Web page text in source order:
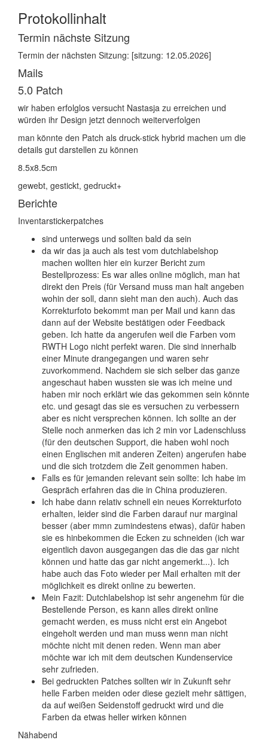
Protokollinhalt
Termin nächste Sitzung
Termin der nächsten Sitzung: [sitzung: 12.05.2026]
Mails
5.0 Patch
wir haben erfolglos versucht Nastasja zu erreichen und
würden ihr Design jetzt dennoch weiterverfolgen
man könnte den Patch als druck-stick hybrid machen um die
details gut darstellen zu können
8.5x8.5cm
gewebt, gestickt, gedruckt+
Berichte
Inventarstickerpatches
sind unterwegs und sollten bald da sein
da wir das ja auch als test vom dutchlabelshop
machen wollten hier ein kurzer Bericht zum
Bestellprozess: Es war alles online möglich, man hat
direkt den Preis (für Versand muss man halt angeben
wohin der soll, dann sieht man den auch). Auch das
Korrekturfoto bekommt man per Mail und kann das
dann auf der Website bestätigen oder Feedback
geben. Ich hatte da angerufen weil die Farben vom
RWTH Logo nicht perfekt waren. Die sind innerhalb
einer Minute drangegangen und waren sehr
zuvorkommend. Nachdem sie sich selber das ganze
angeschaut haben wussten sie was ich meine und
haben mir noch erklärt wie das gekommen sein könnte
etc. und gesagt das sie es versuchen zu verbessern
aber es nicht versprechen können. Ich sollte an der
Stelle noch anmerken das ich 2 min vor Ladenschluss
(für den deutschen Support, die haben wohl noch
einen Englischen mit anderen Zeiten) angerufen habe
und die sich trotzdem die Zeit genommen haben.
Falls es für jemanden relevant sein sollte: Ich habe im
Gespräch erfahren das die in China produzieren.
Ich habe dann relativ schnell ein neues Korrekturfoto
erhalten, leider sind die Farben darauf nur marginal
besser (aber mmn zumindestens etwas), dafür haben
sie es hinbekommen die Ecken zu schneiden (ich war
eigentlich davon ausgegangen das die das gar nicht
können und hatte das gar nicht angemerkt...). Ich
habe auch das Foto wieder per Mail erhalten mit der
möglichkeit es direkt online zu bewerten.
Mein Fazit: Dutchlabelshop ist sehr angenehm für die
Bestellende Person, es kann alles direkt online
gemacht werden, es muss nicht erst ein Angebot
eingeholt werden und man muss wenn man nicht
möchte nicht mit denen reden. Wenn man aber
möchte war ich mit dem deutschen Kundenservice
sehr zufrieden.
Bei gedruckten Patches sollten wir in Zukunft sehr
helle Farben meiden oder diese gezielt mehr sättigen,
da auf weißen Seidenstoff gedruckt wird und die
Farben da etwas heller wirken können
Nähabend